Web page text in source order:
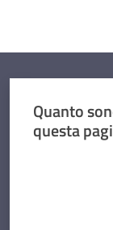
Quanto
questa